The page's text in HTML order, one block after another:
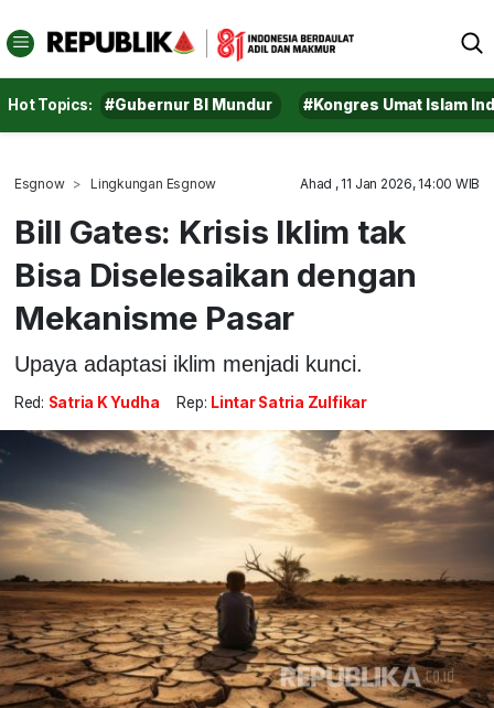
Hot Topics: #Gubernur BI Mundur #Kongres Umat Islam
Esgnow Lingkungan Esgnow Ahad , 11 Jan 2026, 14:00 WIB
Bill Gates: Krisis Iklim tak
Bisa Diselesaikan dengan
Mekanisme Pasar
Upaya adaptasi iklim menjadi kunci.
Red: Satria K Yudha Rep: Lintar Satria Zulfikar